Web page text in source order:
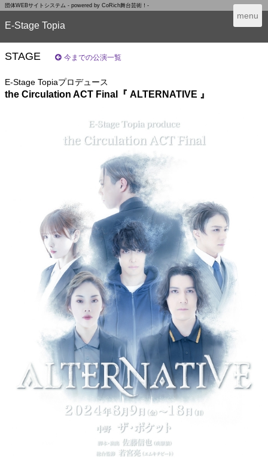
団体WEBサイトシステム - powered by CoRich舞台芸術！-
E-Stage Topia
T
o
menu
STAGE 今までの公演一覧
E-Stage Topiaプロデュース
the Circulation ACT Final『 ALTERNATIVE 』